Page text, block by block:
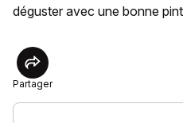
déguster avec une bonne
Partager